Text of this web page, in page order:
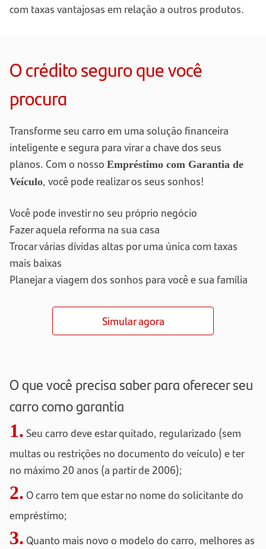
com taxas vantajosas em relação a outros produtos.
O crédito seguro que você
procura
Transforme seu carro em uma solução financeira
inteligente e segura para virar a chave dos seus
planos. Com o nosso Empréstimo com Garantia de
Veículo, você pode realizar os seus sonhos!
Você pode investir no seu próprio negócio
Fazer aquela reforma na sua casa
Trocar várias dívidas altas por uma única com taxas
mais baixas
Planejar a viagem dos sonhos para você e sua família
Simular agora
O que você precisa saber para oferecer seu
carro como garantia
1. Seu carro deve estar quitado, regularizado (sem
multas ou restrições no documento do veículo) e ter
no máximo 20 anos (a partir de 2006);
2. O carro tem que estar no nome do solicitante do
empréstimo;
3. Quanto mais novo o modelo do carro, melhores as